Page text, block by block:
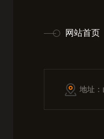
网站首页
地址